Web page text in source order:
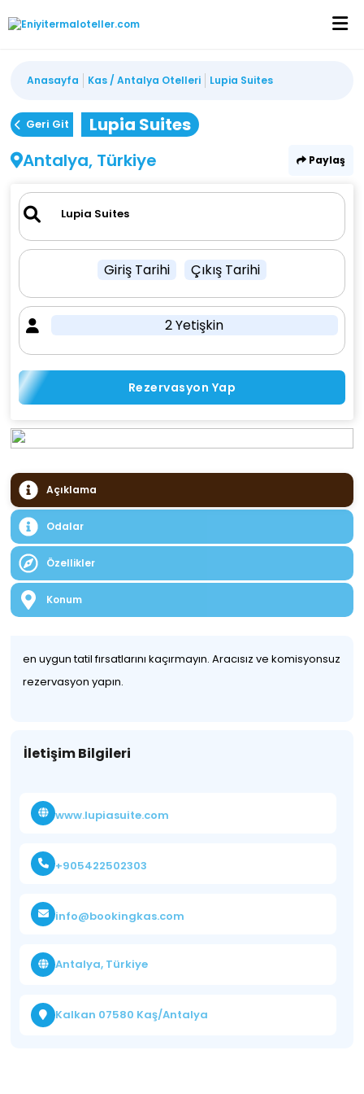
Anasayfa Kas / Antalya Otelleri Lupia Suites
Geri Git
Lupia Suites
Antalya, Türkiye
Paylaş
Giriş Tarihi Çıkış Tarihi
2 Yetişkin
Rezervasyon Yap
Açıklama
Odalar
Özellikler
Konum
en uygun tatil fırsatlarını kaçırmayın. Aracısız ve komisyonsuz
rezervasyon yapın.
İletişim Bilgileri
www.lupiasuite.com
+905422502303
info@bookingkas.com
Antalya, Türkiye
Kalkan 07580 Kaş/Antalya